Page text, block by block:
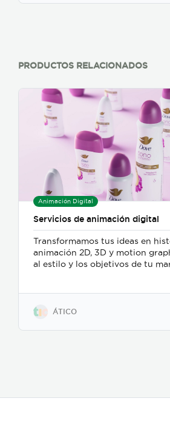
PRODUCTOS RELACIONADOS
Animación Digital
Servicios de animación digital
Transformamos tus ideas en
animación 2D, 3D y motion
al estilo y los objetivos de tu
https://www.atico.cr/es/
ÁTICO